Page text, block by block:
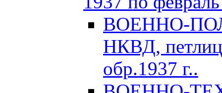
ВОЕННО-
НКВД,
обр.1937 г..